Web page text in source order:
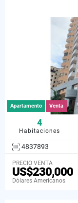
Apartamento Venta
4
Habitaciones
4837893
PRECIO VENTA
US$230,000
Dólares Americanos